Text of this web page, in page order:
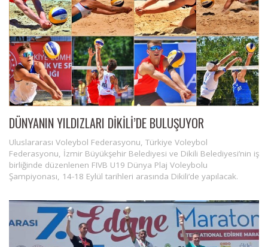
DÜNYANIN YILDIZLARI DİKİLİ’DE BULUŞUYOR
​​​​​​​Uluslararası Voleybol Federasyonu, Türkiye Voleybol
Federasyonu, İzmir Büyükşehir Belediyesi ve Dikili Belediyesi’nin iş
birliğinde düzenlenen FIVB U19 Dünya Plaj Voleybolu
Şampiyonası, 14-18 Eylül tarihleri arasında Dikili’de yapılacak.